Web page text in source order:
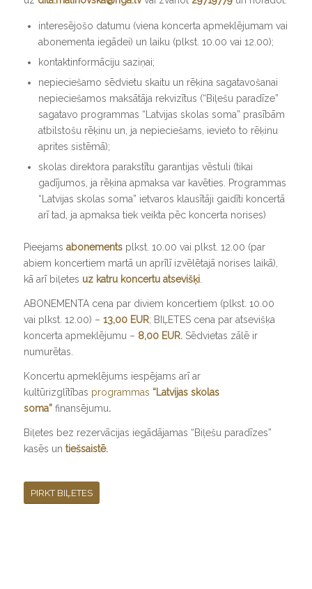
interesējošo datumu (viena koncerta apmeklējumam vai
abonementa iegādei) un laiku (plkst. 10.00 vai 12.00);
kontaktinformāciju saziņai;
nepieciešamo sēdvietu skaitu un rēķina sagatavošanai
nepieciešamos maksātāja rekvizītus (“Biļešu paradīze”
sagatavo programmas “Latvijas skolas soma” prasībām
atbilstošu rēķinu un, ja nepieciešams, ievieto to rēķinu
aprites sistēmā);
skolas direktora parakstītu garantijas vēstuli (tikai
gadījumos, ja rēķina apmaksa var kavēties. Programmas
“Latvijas skolas soma” ietvaros klausītāji gaidīti koncertā
arī tad, ja apmaksa tiek veikta pēc koncerta norises)
Pieejams abonements plkst. 10.00 vai plkst. 12.00 (par
abiem koncertiem martā un aprīlī izvēlētajā norises laikā),
kā arī biļetes uz katru koncertu atsevišķi.
ABONEMENTA cena par diviem koncertiem (plkst. 10.00
vai plkst. 12.00) – 13,00 EUR; BIĻETES cena par atsevišķa
koncerta apmeklējumu – 8,00 EUR. Sēdvietas zālē ir
numurētas.
Koncertu apmeklējums iespējams arī ar
kultūrizglītības programmas “Latvijas skolas
soma” finansējumu.
Biļetes bez rezervācijas iegādājamas “Biļešu paradīzes”
kasēs un tiešsaistē.
PIRKT BIĻETES